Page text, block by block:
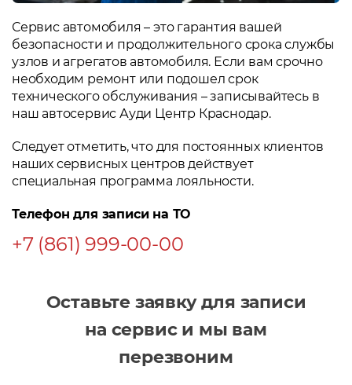
Сервис автомобиля – это гарантия вашей
безопасности и продолжительного срока службы
узлов и агрегатов автомобиля. Если вам срочно
необходим ремонт или подошел срок
технического обслуживания – записывайтесь в
наш автосервис Ауди Центр Краснодар.
Следует отметить, что для постоянных клиентов
наших сервисных центров действует
специальная программа лояльности.
Телефон для записи на ТО
+7 (861) 999-00-00
Оставьте заявку для записи
на сервис и мы вам
перезвоним